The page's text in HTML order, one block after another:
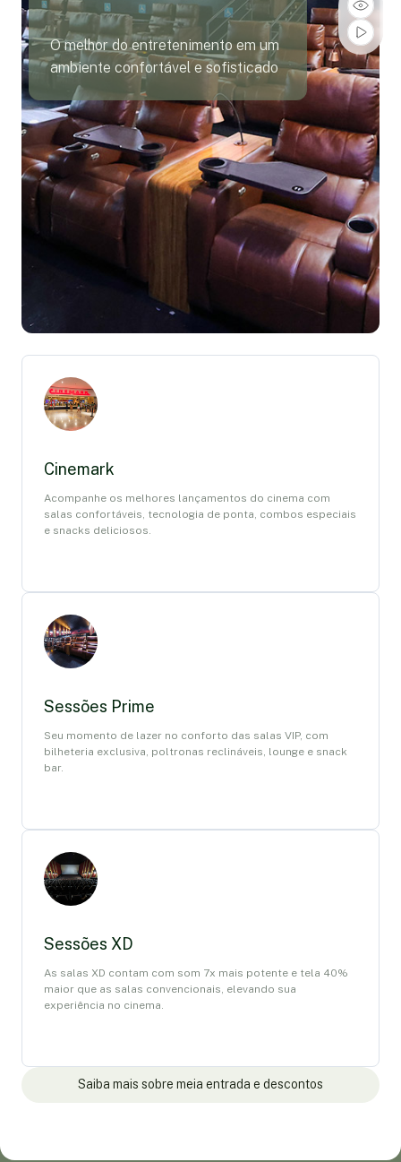
O melhor do entretenimento em um
ambiente confortável e sofisticado
Cinemark
Acompanhe os melhores lançamentos do cinema com
salas confortáveis, tecnologia de ponta, combos especiais
e snacks deliciosos.
Sessões Prime
Seu momento de lazer no conforto das salas VIP, com
bilheteria exclusiva, poltronas reclináveis, lounge e snack
bar.
Sessões XD
As salas XD contam com som 7x mais potente e tela 40%
maior que as salas convencionais, elevando sua
experiência no cinema.
Saiba mais sobre meia entrada e descontos